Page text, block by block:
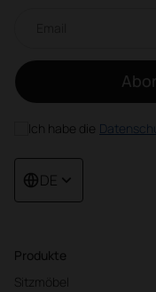
Produkte
Sitzmöbel
Ich habe die
DE